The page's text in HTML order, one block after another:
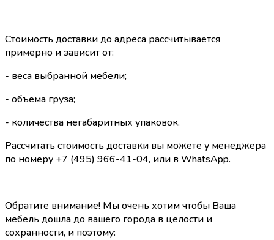
Стоимость доставки до адреса рассчитывается
примерно и зависит от:
- веса выбранной мебели;
- объема груза;
- количества негабаритных упаковок.
Рассчитать стоимость доставки вы можете у менеджера
по номеру +7 (495) 966-41-04, или вWhatsApp.
Обратите внимание! Мы очень хотим чтобы Ваша
мебель дошла до вашего города в целости и
сохранности, и поэтому: